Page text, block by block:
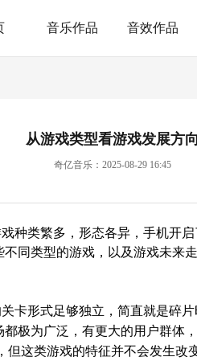
音乐作品 音效作品
从游戏类型看游戏发展方向
奇亿音乐：2025-08-29 16:45
种类繁多，形态各异，手机开
同类型的游戏，以及游戏未来走
卡形式足够独立，简直就是碎
极为广泛，有更大的用户群体
但这类游戏的特征并不会发生改